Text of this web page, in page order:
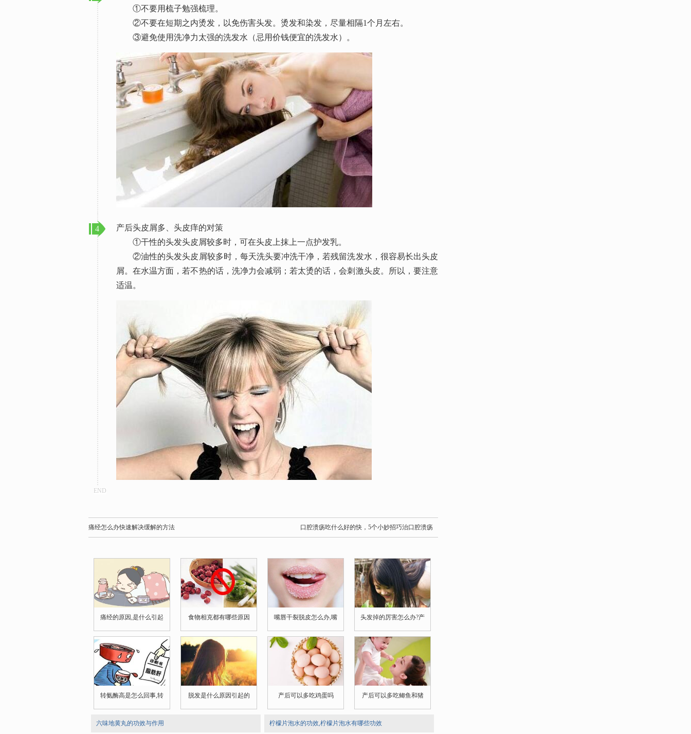
①不要用梳子勉强梳理。
②不要在短期之内烫发，以免伤害头发。烫发和染发，尽量相隔1个月左右。
③避免使用洗净力太强的洗发水（忌用价钱便宜的洗发水）。
4
产后头皮屑多、头皮痒的对策
①干性的头发头皮屑较多时，可在头皮上抹上一点护发乳。
②油性的头发头皮屑较多时，每天洗头要冲洗干净，若残留洗发水，很容易长出头皮
屑。在水温方面，若不热的话，洗净力会减弱；若太烫的话，会刺激头皮。所以，要注意
适温。
END
口腔溃疡吃什么好的快，5个小妙招巧治口腔溃疡
痛经怎么办快速解决缓解的方法
痛经的原因,是什么引起 食物相克都有哪些原因 嘴唇干裂脱皮怎么办,嘴 头发掉的厉害怎么办?产
转氨酶高是怎么回事,转 脱发是什么原因引起的 产后可以多吃鸡蛋吗 产后可以多吃鲫鱼和猪
六味地黄丸的功效与作用 柠檬片泡水的功效,柠檬片泡水有哪些功效